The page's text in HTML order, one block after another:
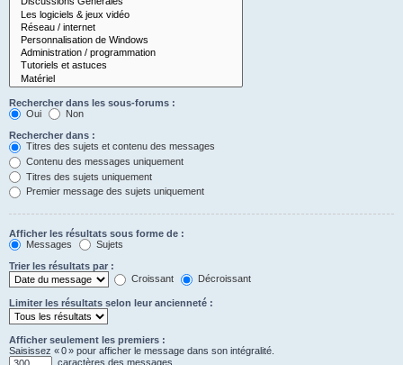
Rechercher dans les sous-forums :
Oui
Non
Rechercher dans :
Titres des sujets et contenu des messages
Contenu des messages uniquement
Titres des sujets uniquement
Premier message des sujets uniquement
Afficher les résultats sous forme de :
Messages
Sujets
Trier les résultats par :
Croissant
Décroissant
Limiter les résultats selon leur ancienneté :
Afficher seulement les premiers :
Saisissez « 0 » pour afficher le message dans son intégralité.
caractères des messages